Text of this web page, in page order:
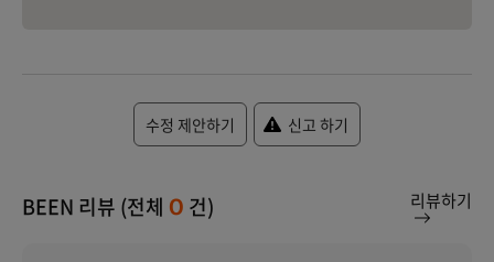
수정 제안하기 신고 하기
BEEN 리뷰 (전체 0 건) 리뷰하기